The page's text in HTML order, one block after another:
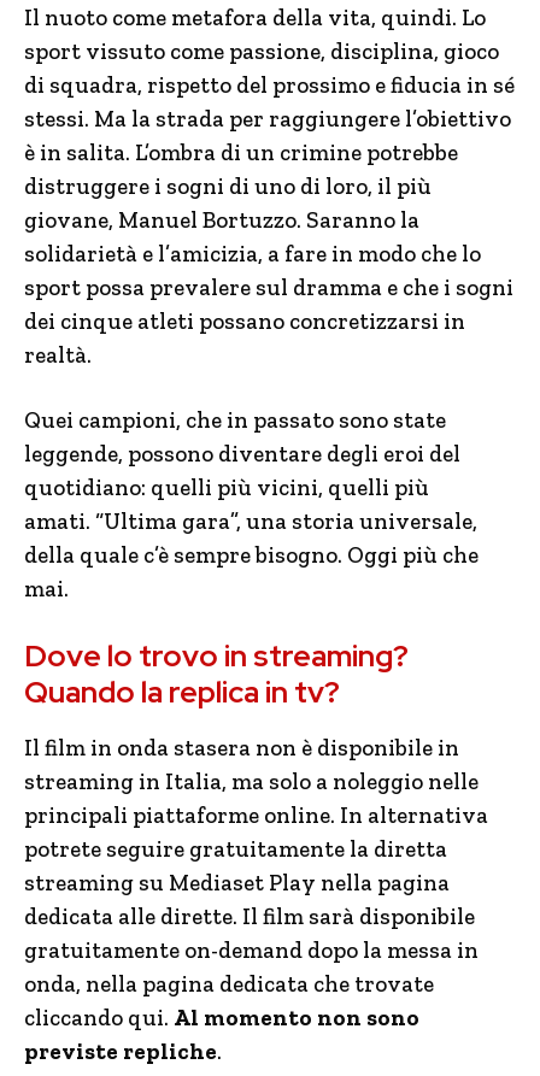
Il nuoto come metafora della vita, quindi. Lo
sport vissuto come passione, disciplina, gioco
di squadra, rispetto del prossimo e fiducia in sé
stessi. Ma la strada per raggiungere l’obiettivo
è in salita. L’ombra di un crimine potrebbe
distruggere i sogni di uno di loro, il più
giovane, Manuel Bortuzzo. Saranno la
solidarietà e l’amicizia, a fare in modo che lo
sport possa prevalere sul dramma e che i sogni
dei cinque atleti possano concretizzarsi in
realtà.
Quei campioni, che in passato sono state
leggende, possono diventare degli eroi del
quotidiano: quelli più vicini, quelli più
amati. “Ultima gara”, una storia universale,
della quale c’è sempre bisogno. Oggi più che
mai.
Dove lo trovo in streaming?
Quando la replica in tv?
Il film in onda stasera non è disponibile in
streaming in Italia, ma solo a noleggio nelle
principali piattaforme online. In alternativa
potrete seguire gratuitamente la diretta
streaming su Mediaset Play nella pagina
dedicata alle dirette. Il film sarà disponibile
gratuitamente on-demand dopo la messa in
onda, nella pagina dedicata che trovate
cliccando qui. Al momento non sono
previste repliche.